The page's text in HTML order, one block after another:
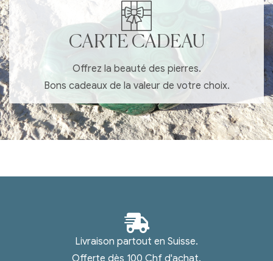
CARTE CADEAU
Offrez la beauté des pierres.
Bons cadeaux de la valeur de votre choix.
Livraison partout en Suisse.